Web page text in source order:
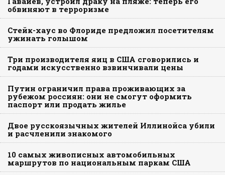
обвиняют в терроризме
Стейк-хаус во Флориде предложил посетителям
ужинать голышом
Три производителя яиц в США сговорились и
годами искусственно взвинчивали цены
Путин ограничил права проживающих за
рубежом россиян: они не смогут оформить
паспорт или продать жилье
Двое русскоязычных жителей Иллинойса убили
и расчленили знакомого
10 самых живописных автомобильных
маршрутов по национальным паркам США